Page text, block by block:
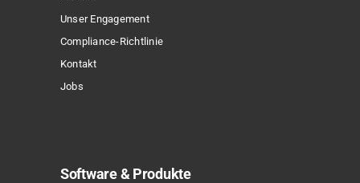
gewählt
werden
Unser Engagement
Compliance-Richtlinie
Kontakt
Jobs
Software & Produkte